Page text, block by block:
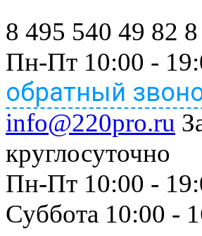
8 495 540 49 82
Пн-Пт 10:00 -
обратный
info@220pro.ru
круглосуточно
Пн-Пт 10:00 -
Суббота 10:00 -